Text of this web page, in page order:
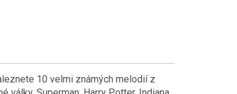
10 velmi známých melodií z